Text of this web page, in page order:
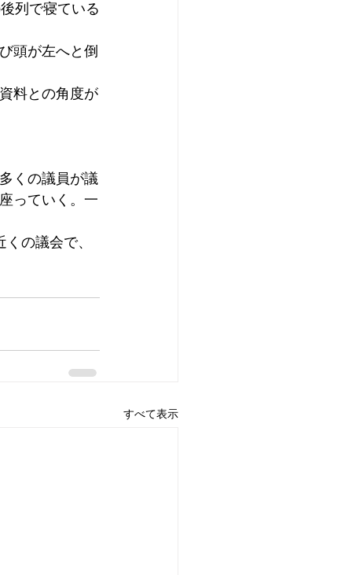
列で寝ている
頭が左へと倒
料との角度が
くの議員が議
っていく。一
の議会で、
すべて表示